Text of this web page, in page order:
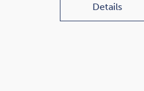
Details